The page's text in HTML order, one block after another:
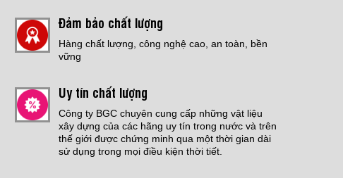
Đảm bảo chất lượng
Hàng chất lượng, công nghệ cao, an toàn, bền
vững
Uy tín chất lượng
Công ty BGC chuyên cung cấp những vật liệu
xây dựng của các hãng uy tín trong nước và trên
thế giới được chứng minh qua một thời gian dài
sử dụng trong mọi điều kiện thời tiết.